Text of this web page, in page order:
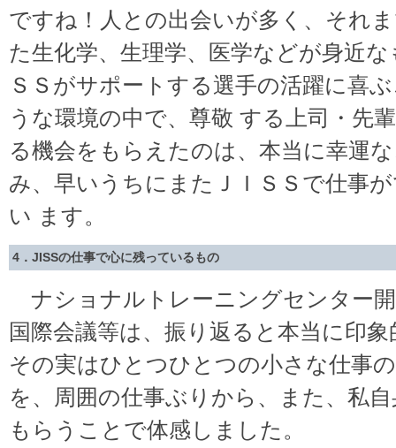
ですね！人との出会いが多く、それ
た生化学、生理学、医学などが身近
ＳＳがサポートする選手の活躍に喜
うな環境の中で、尊敬 する上司・先
る機会をもらえたのは、本当に幸運
み、早いうちにまたＪＩＳＳで仕事
い ます。
4．JISSの仕事で心に残っているもの
ナショナルトレーニングセンター
国際会議等は、振り返ると本当に印
その実はひとつひとつの小さな仕事
を、周囲の仕事ぶりから、また、私
もらうことで体感しました。